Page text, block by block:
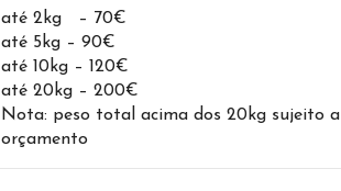
até 2kg – 70€
até 5kg – 90€
até 10kg – 120€
até 20kg – 200€
Nota: peso total acima dos 20kg sujeito a
orçamento